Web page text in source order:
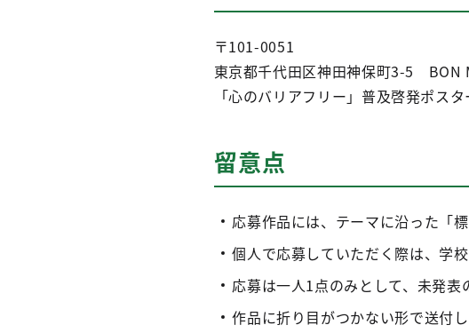
〒101-0051
東京都千代田区神田神保町3-5
「心のバリアフリー」普及啓発ポス
留意点
応募作品には、テーマに沿った「
個人で応募していただく際は、学
応募は一人1点のみとして、未発表
作品に折り目がつかない形で送付し